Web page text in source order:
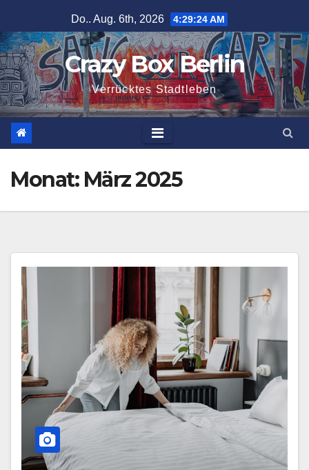
Inhalt
springen
Do.. Aug. 6th, 2026 4:29:25 AM
Crazy Box Berlin
Verrücktes Stadtleben
Monat: März 2025